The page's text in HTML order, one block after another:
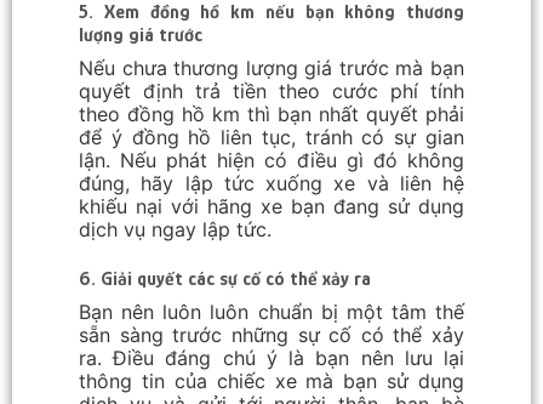
5. Xem đồng hồ km nếu bạn không thương
lượng giá trước
Nếu chưa thương lượng giá trước mà bạn
quyết định trả tiền theo cước phí tính
theo đồng hồ km thì bạn nhất quyết phải
để ý đồng hồ liên tục, tránh có sự gian
lận. Nếu phát hiện có điều gì đó không
đúng, hãy lập tức xuống xe và liên hệ
khiếu nại với hãng xe bạn đang sử dụng
dịch vụ ngay lập tức.
6. Giải quyết các sự cố có thể xảy ra
Bạn nên luôn luôn chuẩn bị một tâm thế
sẵn sàng trước những sự cố có thể xảy
ra. Điều đáng chú ý là bạn nên lưu lại
thông tin của chiếc xe mà bạn sử dụng